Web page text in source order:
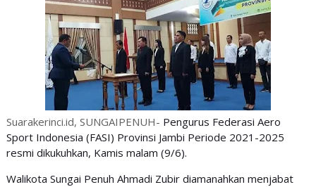
Suarakerinci.id, SUNGAIPENUH- Pengurus Federasi Aero
Sport Indonesia (FASI) Provinsi Jambi Periode 2021-2025
resmi dikukuhkan, Kamis malam (9/6).
Walikota Sungai Penuh Ahmadi Zubir diamanahkan menjabat